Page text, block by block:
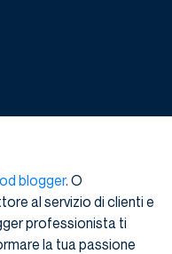
blogger. O
al servizio di clienti e
professionista ti
la tua passione